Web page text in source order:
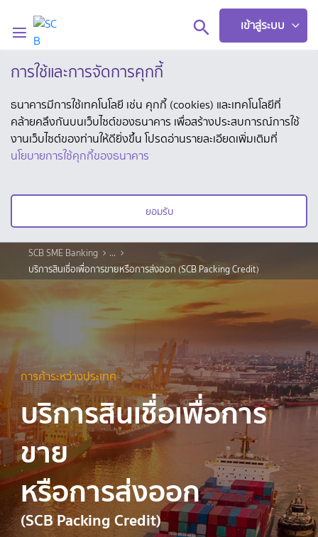
เข้าสู่ระบบ
ลูกค้าบุคคล
ลูกค้า SME
กิจกรรมและสัมมนา
ข่าวสาร/บทความ
ค้นหาโซลูชันของฉัน
ลูกค้าธุรกิจขนาดใหญ่
ลูกค้า Wealth
การใช้และการจัดการคุกกี้
ธนาคารมีการใช้เทคโนโลยี เช่น คุกกี้ (cookies) และเทคโนโลยีที่
คล้ายคลึงกันบนเว็บไซต์ของธนาคาร เพื่อสร้างประสบการณ์การใช้
งานเว็บไซต์ของท่านให้ดียิ่งขึ้น โปรดอ่านรายละเอียดเพิ่มเติมที่
นโยบายการใช้คุกกี้ของธนาคาร
ยอมรับ
SCB SME Banking
...
บริการสินเชื่อเพื่อการขายหรือการส่งออก (SCB Packing Credit)
การค้าระหว่างประเทศ
บริการสินเชื่อเพื่อการ
ขาย
หรือการส่งออก
(SCB Packing Credit)